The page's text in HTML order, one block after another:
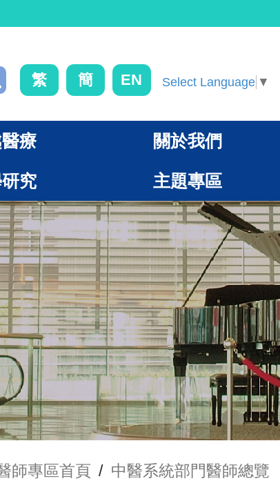
繁 簡 EN Select Language ▼
療 關於我們
究 主題專區
師專區首頁 / 中醫系統部門醫師總覽